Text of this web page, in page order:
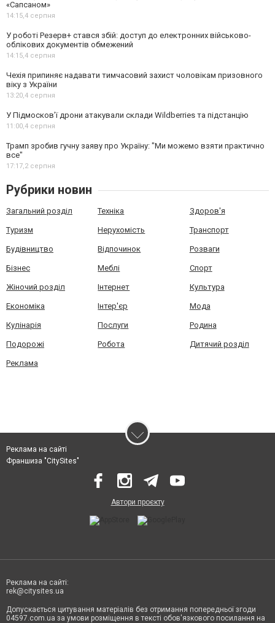
«Сапсаном»
14:15,4 серпня
У роботі Резерв+ стався збій: доступ до електронних військово-
облікових документів обмежений
14:15,4 серпня
Чехія припиняє надавати тимчасовий захист чоловікам призовного
віку з України
13:20,4 серпня
У Підмосков’ї дрони атакували склади Wildberries та підстанцію
11:00,4 серпня
Трамп зробив гучну заяву про Україну: "Ми можемо взяти практично
все"
17:17,2 серпня
Рубрики новин
Загальний розділ Техніка Здоров'я
Туризм Нерухомість Транспорт
Будівництво Відпочинок Розваги
Бізнес Меблі Спорт
Жіночий розділ Інтернет Культура
Економіка Інтер'єр Мода
Кулінарія Послуги Родина
Подорожі Робота Дитячий розділ
Реклама
Реклама на сайті
Франшиза "CitySites"
Автори проєкту
Реклама на сайті:
rek@citysites.ua
Допускається цитування матеріалів без отримання попередньої згоди
04597.com.ua за умови розміщення в тексті обов'язкового посилання на